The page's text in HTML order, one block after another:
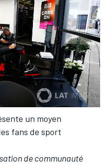
un moyen
fans de sport
de communauté